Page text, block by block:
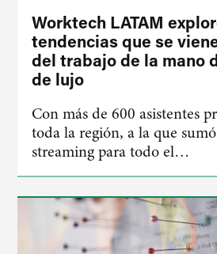
Worktech LATAM
tendencias que se
del trabajo de la mano
de lujo
Con más de 600 asistentes
toda la región, a la que
streaming para todo el…